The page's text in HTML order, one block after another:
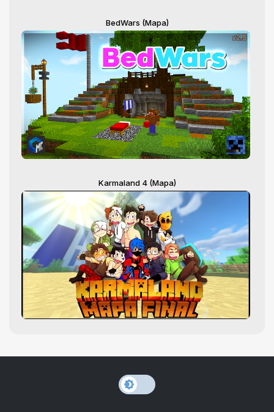
BedWars (Mapa)
Karmaland 4 (Mapa)